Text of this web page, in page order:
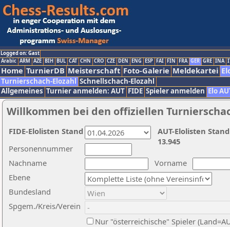
Logged on: Gast
Arabic ARM AZE BIH BUL CAT CHN CRO CZE DEN ENG ESP FAI FIN FRA GER GRE INA
Home TurnierDB Meisterschaft Foto-Galerie Meldekartei
Turnierschach-Elozahl Schnellschach-Elozahl
Allgemeines Turnier anmelden: AUT FIDE Spieler anmelden Elo
Willkommen bei den offiziellen
Nachname
Vorname
Ebene
Personennummer
Bundesland
Spgem./Kreis/Verein
Nur "österreichische" Spieler
AUT-Elolisten
13.945
FIDE-Elolisten Stand